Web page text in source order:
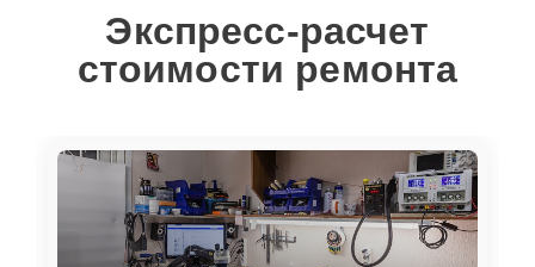
Экспресс-расчет
стоимости ремонта